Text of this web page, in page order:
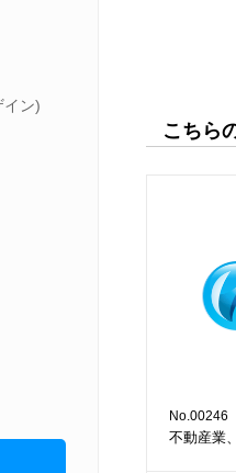
イン)
こちら
No.00246
不動産業